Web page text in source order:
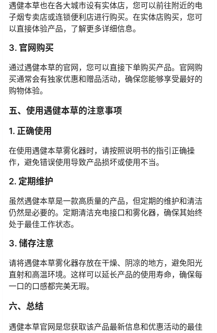
遇健本草也在各大城市设有实体店，您可以前往附近的电
子烟专卖店或连锁便利店进行购买。在实体店购买，您可
以直接体验产品，了解更多详细信息。
3. 官网购买
通过遇健本草的官网，您可以直接下单购买产品。官网购
买通常会有独家优惠和赠品活动，确保您能够享受最好的
购物体验。
五、使用遇健本草的注意事项
1. 正确使用
在使用遇健本草雾化器时，请按照说明书的指引正确操
作，避免错误使用导致产品损坏或使用不当。
2. 定期维护
虽然遇健本草是一款高质量的产品，但定期的维护和清洁
仍然是必要的。定期清洁充电接口和雾化器，确保其始终
处于最佳工作状态。
3. 储存注意
请将遇健本草雾化器存放在干燥、阴凉的地方，避免阳光
直射和高温环境。这样可以延长产品的使用寿命，确保每
一口的口感都完美无瑕。
六、总结
遇健本草官网是您获取该产品最新信息和优惠活动的最佳